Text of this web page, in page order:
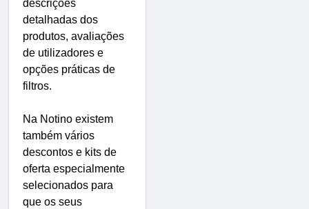
descrições
detalhadas dos
produtos, avaliações
de utilizadores e
opções práticas de
filtros.
Na Notino existem
também vários
descontos e kits de
oferta especialmente
selecionados para
que os seus